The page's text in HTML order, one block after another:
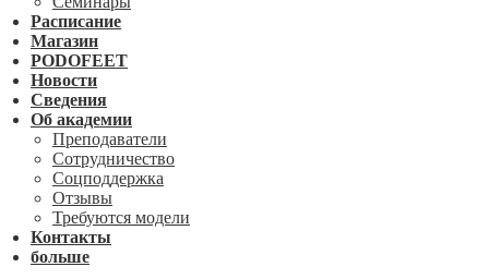
Расписание
Магазин
PODOFEET
Новости
Сведения
Об академии
Преподаватели
Сотрудничество
Соцподдержка
Отзывы
Требуются модели
Контакты
больше